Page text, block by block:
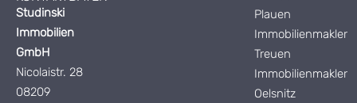
Studinski
Immobilien
GmbH
Nicolaistr. 28
08209
Plauen
Immobilienmakler
Treuen
Immobilienmakler
Oelsnitz